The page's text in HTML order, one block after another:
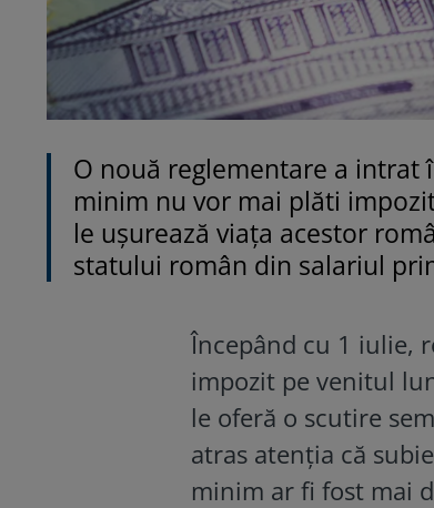
O nouă reglementare a intrat
minim nu vor mai plăti
le ușurează viața acestor
statului român din salariul
Începând cu 1 iulie,
impozit pe venitul
le oferă o scutire
atras atenţia că
minim ar fi fost mai